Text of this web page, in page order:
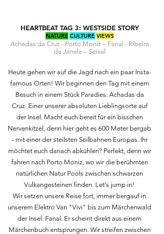
HEARTBEAT TAG 3: WESTSIDE STORY
NATURE CULTURE VIEWS
Achadas da Cruz - Porto Moniz – Fanal - Ribeira
da Janela – Seixal
Heute gehen wir auf die Jagd nach ein paar Insta-
famous Orten! Wir beginnen den Tag mit einem
Besuch in einem Stück Paradies: Achadas da
Cruz. Einer unserer absoluten Lieblingsorte auf
der Insel. Macht euch bereit für ein bisschen
Nervenkitzel, denn hier geht es 600 Meter bergab
- mit einer der steilsten Seilbahnen Europas. Ihr
möchtet euch danach abkühlen? Perfekt, denn wir
fahren nach Porto Moniz, wo wir die berühmten
natürlichen Natur Pools zwischen schwarzen
Vulkangesteinen finden. Let's jump in!
Wir setzen unsere Reise fort, immer bergauf in
unserem Elektro Van "Vivi" bis zum Märchenwald
der Insel: Fanal. Er scheint direkt aus einem
Märchenbuch entsprungen. Wir streifen zwischen